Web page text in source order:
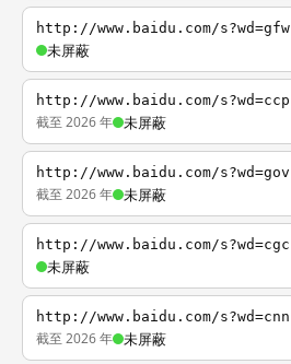
http://www.baidu.com/s?wd=gfw
未屏蔽
http://www.baidu.com/s?wd=ccp
截至 2026 年 未屏蔽
http://www.baidu.com/s?wd=gov
截至 2026 年 未屏蔽
http://www.baidu.com/s?wd=cgc
未屏蔽
http://www.baidu.com/s?wd=cnn
截至 2026 年 未屏蔽